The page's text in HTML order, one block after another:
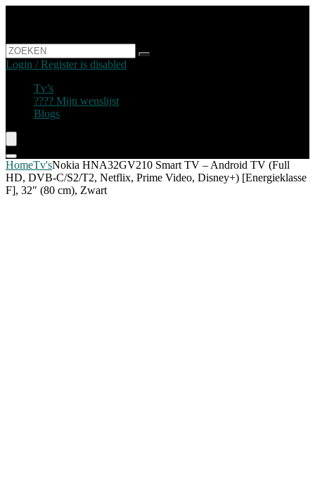
Login / Register is disabled
Tv’s
???? Mijn wenslijst
Blogs
HomeTv'sNokia HNA32GV210 Smart TV – Android TV (Full
HD, DVB-C/S2/T2, Netflix, Prime Video, Disney+) [Energieklasse
F], 32″ (80 cm), Zwart